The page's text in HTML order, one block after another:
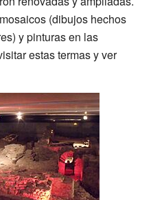
(dibujos hechos
y pinturas en las
estas termas y ver